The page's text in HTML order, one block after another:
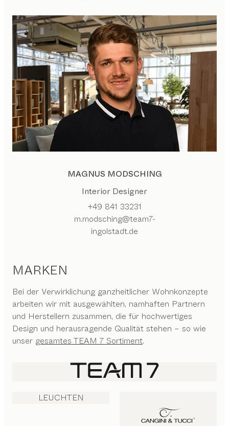
MAGNUS MODSCHING
Interior Designer
+49 841 33231
m.modsching@team7-
ingolstadt.de
MARKEN
Bei der Verwirklichung ganzheitlicher Wohnkonzepte
arbeiten wir mit ausgewählten, namhaften Partnern
und Herstellern zusammen, die für hochwertiges
Design und herausragende Qualität stehen – so wie
unser gesamtes TEAM 7 Sortiment.
LEUCHTEN